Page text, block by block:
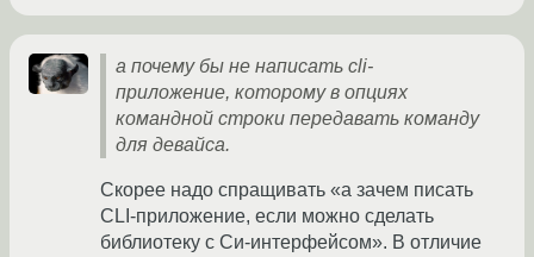
а почему бы не написать cli-
приложение, которому в опциях
командной строки передавать команду
для девайса.
Скорее надо спращивать «а зачем писать
CLI-приложение, если можно сделать
библиотеку с Си-интерфейсом». В отличие